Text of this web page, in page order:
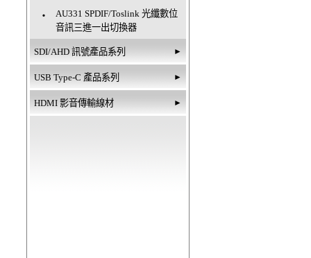
‧
AU331 SPDIF/Toslink 光纖數位
音訊三進一出切換器
SDI/AHD 訊號產品系列 ►
USB Type-C 產品系列 ►
HDMI 影音傳輸線材 ►